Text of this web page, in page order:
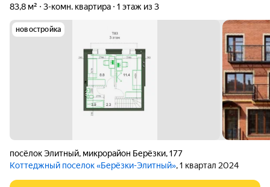
83,8 м²
3-комн. квартира 1 этаж из 3
новостройка
посёлок Элитный, микрорайон Берёзки,177
Коттеджный поселок «Берёзки-Элитный», 1 квартал 2024